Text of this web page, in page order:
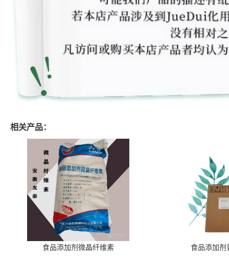
相关产品：
食品添加剂微晶纤维素 食品添加剂